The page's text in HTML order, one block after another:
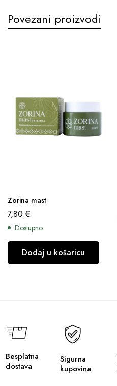
Povezani proizvodi
Zorina mast
7,80€
Dostupno
Dodaj u košaricu
Besplatna
dostava
Sigurna
kupovina